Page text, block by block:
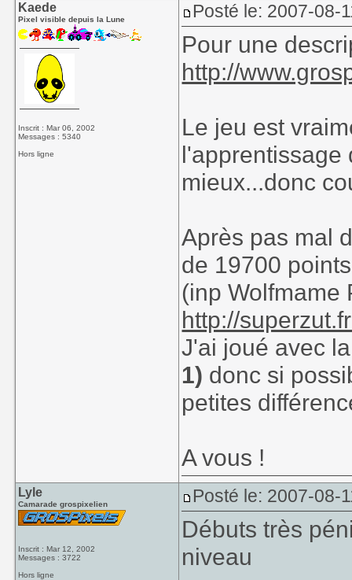
Kaede
Pixel visible depuis la Lune
Inscrit : Mar 06, 2002
Messages : 5340
Hors ligne
Posté le: 2007-08-
Pour une
http://
Le jeu est
l'apprentissage
mieux...donc
Après pas mal
de 19700
(inp Wolfmame
http://
J'ai joué avec
1) donc si
petites
A vous !
Lyle
Camarade grospixelien
Inscrit : Mar 12, 2002
Messages : 3722
Hors ligne
Posté le: 2007-08-
Débuts très
niveau